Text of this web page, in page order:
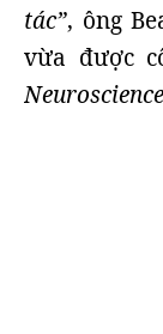
tác”, ông
vừa được